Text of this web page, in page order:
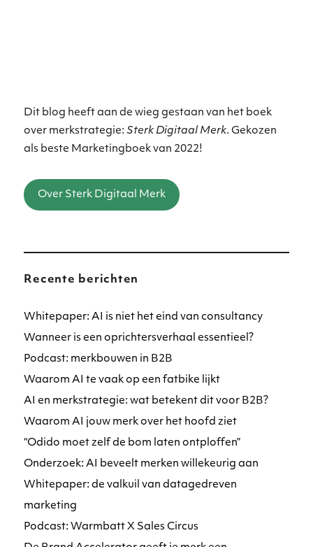
Dit blog heeft aan de wieg gestaan van het boek
over merkstrategie:Sterk Digitaal Merk. Gekozen
als beste Marketingboek van 2022!
Over Sterk Digitaal Merk
Recente berichten
Whitepaper: AI is niet het eind van consultancy
Wanneer is een oprichtersverhaal essentieel?
Podcast: merkbouwen in B2B
Waarom AI te vaak op een fatbike lijkt
AI en merkstrategie: wat betekent dit voor B2B?
Waarom AI jouw merk over het hoofd ziet
“Odido moet zelf de bom laten ontploffen”
Onderzoek: AI beveelt merken willekeurig aan
Whitepaper: de valkuil van datagedreven
marketing
Podcast: Warmbatt X Sales Circus